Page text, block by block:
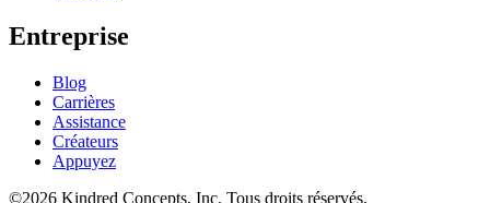
Entreprise
Blog
Carrières
Assistance
Créateurs
Appuyez
©2026 Kindred Concepts, Inc. Tous droits réservés.